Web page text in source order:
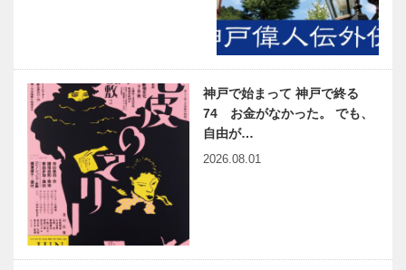
神戸で始まって 神戸で終る
74 お金がなかった。 でも、
自由が…
2026.08.01